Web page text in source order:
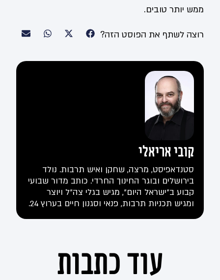
ממש יותר טובים.
רוצה לשתף את הפוסט הזה?
קובי אריאלי
סטנדאפיסט, מרצה, שחקן ואיש תרבות. נולד
בירושלים ובוגר החינוך החרדי. כותב מדור שבועי
קבוע ב"ישראל היום", מגיש בגלי צה"ל ויוצר
ומגיש תכניות תרבות, פנאי וסגנון חיים בערוץ 24.
עוד כתבות